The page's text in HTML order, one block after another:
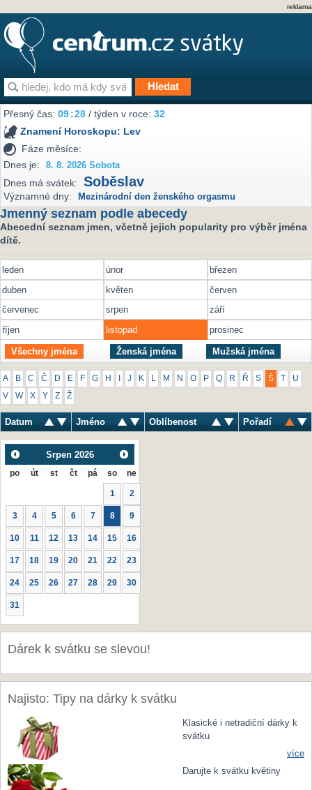
reklama
Přesný čas:09 29 / týden v roce:32
Znamení Horoskopu: Lev
Fáze měsíce:
Dnes je:
8. 8. 2026 Sobota
Dnes má svátek: Soběslav
Významné dny: Mezinárodní den ženského orgasmu
Jmenný seznam podle abecedy
Abecední seznam jmen, včetně jejich popularity pro výběr jména
dítě.
leden únor
březen
duben
květen
červen
červenec
srpen
září
říjen
listopad prosinec
Všechny jména Ženská jména Mužská jména
A B C Č D E F G H J K M N O P Q R Ř S Š U
V W X Y Z Ž
Datum Jméno Oblíbenost Pořadí
Srpen 2026
po út st čt pá so ne
1 2
3 4 5 6 7 8 9
10 11 12 13 14 15 16
17 18 19 20 21 22 23
24 25 26 27 28 29 30
31
Dárek k svátku se slevou!
Najisto: Tipy na dárky k svátku
Klasické i netradiční dárky k
svátku
více
Darujte k svátku květiny